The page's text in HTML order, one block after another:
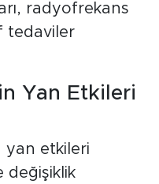
radyofrekans
tedaviler
Yan Etkileri
yan etkileri
değişiklik